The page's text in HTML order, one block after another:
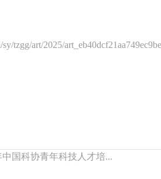
tzgg/art/2025/
中国科协青年科技人才培...